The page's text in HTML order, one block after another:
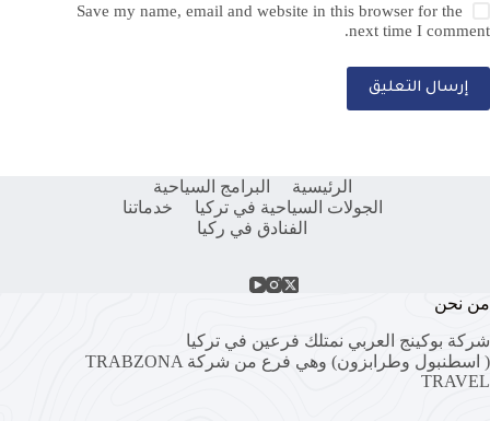
Save my name, email and website in this browser for the
next time I comment.
إرسال التعليق
الرئيسية
البرامج السياحية
الجولات السياحية في تركيا
خدماتنا
الفنادق في ركيا
من نحن
شركة بوكينج العربي نمتلك فرعين في تركيا
( اسطنبول وطرابزون) وهي فرع من شركة TRABZONA
TRAVEL